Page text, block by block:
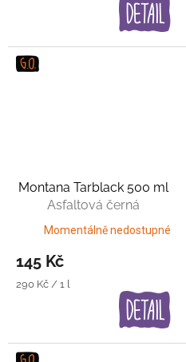
Montana Tarblack 500 ml
Asfaltová černá
Momentálně nedostupné
145 Kč
Měrná
290 Kč / 1 l